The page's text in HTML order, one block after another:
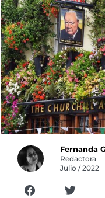
Fernanda
Redactora
Julio / 2022